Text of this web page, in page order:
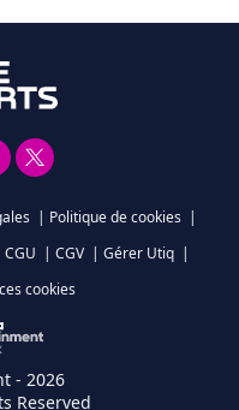
| Politique de cookies |
CGU | CGV | Gérer Utiq |
cookies
- 2026
Reserved